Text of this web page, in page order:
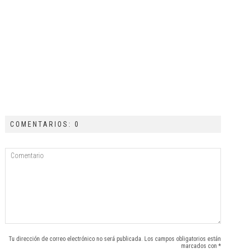
COMENTARIOS: 0
Tu dirección de correo electrónico no será publicada. Los campos obligatorios están
marcados con *